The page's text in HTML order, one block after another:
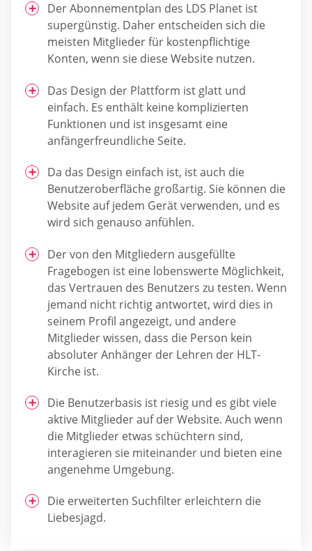
Der Abonnementplan des LDS Planet ist
supergünstig. Daher entscheiden sich die
meisten Mitglieder für kostenpflichtige
Konten, wenn sie diese Website nutzen.
Das Design der Plattform ist glatt und
einfach. Es enthält keine komplizierten
Funktionen und ist insgesamt eine
anfängerfreundliche Seite.
Da das Design einfach ist, ist auch die
Benutzeroberfläche großartig. Sie können die
Website auf jedem Gerät verwenden, und es
wird sich genauso anfühlen.
Der von den Mitgliedern ausgefüllte
Fragebogen ist eine lobenswerte Möglichkeit,
das Vertrauen des Benutzers zu testen. Wenn
jemand nicht richtig antwortet, wird dies in
seinem Profil angezeigt, und andere
Mitglieder wissen, dass die Person kein
absoluter Anhänger der Lehren der HLT-
Kirche ist.
Die Benutzerbasis ist riesig und es gibt viele
aktive Mitglieder auf der Website. Auch wenn
die Mitglieder etwas schüchtern sind,
interagieren sie miteinander und bieten eine
angenehme Umgebung.
Die erweiterten Suchfilter erleichtern die
Liebesjagd.